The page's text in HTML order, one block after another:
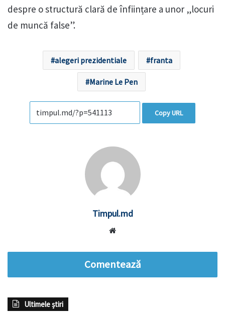
despre o structură clară de înființare a unor „locuri
de muncă false”.
alegeri prezidentiale franta
Marine Le Pen
Copy URL
Timpul.md
Comentează
Ultimele știri